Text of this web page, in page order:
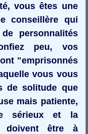
vous êtes une
conseillère qui
personnalités
peu, vos
"emprisonnés
vous vous
de solitude que
mais patiente,
sérieux et la
doivent être à